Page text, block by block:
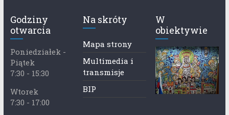
Godziny
otwarcia
Poniedziałek -
Piątek
7:30 - 15:30
Wtorek
7:30 - 17:00
Na skróty
Mapa strony
Multimedia i
transmisje
BIP
W
obiektywie